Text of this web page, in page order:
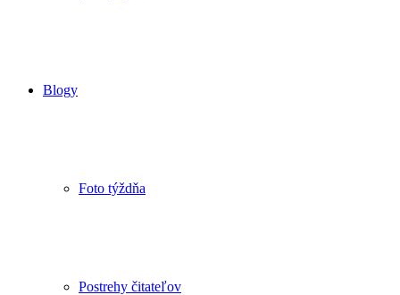
Blogy
Foto týždňa
Postrehy čitateľov